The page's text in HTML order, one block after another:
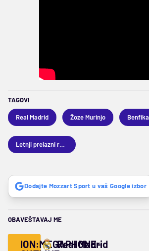
TAGOVI
Real Madrid Žoze Murinjo Benfika
Dodajte Mozzart Sport u vaš Google izbor
OBAVEŠTAVAJ ME
ION:MEGAPHONE-
Real Madrid